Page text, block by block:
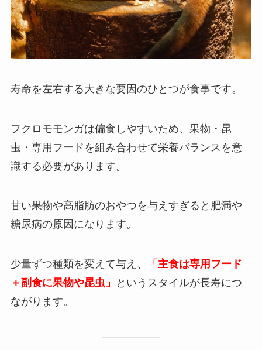
寿命を左右する大きな要因のひとつが食事です。
フクロモモンガは偏食しやすいため、果物・昆
虫・専用フードを組み合わせて栄養バランスを意
識する必要があります。
甘い果物や高脂肪のおやつを与えすぎると肥満や
糖尿病の原因になります。
少量ずつ種類を変えて与え、
「主食は専用フード
＋副食に果物や昆虫」
というスタイルが長寿につ
ながります。